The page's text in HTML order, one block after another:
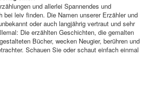
und allerlei Spannendes und
bei leiv finden. Die Namen unserer Erzähler und
oder auch langjährig vertraut und sehr
Die erzählten Geschichten, die gemalten
Bücher, wecken Neugier, berühren und
Schauen Sie oder schaut einfach einmal